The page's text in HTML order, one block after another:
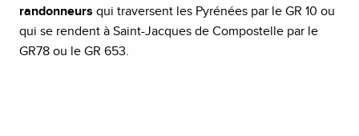
randonneurs qui traversent les Pyrénées par le GR 10 ou
qui se rendent à Saint-Jacques de Compostelle par le
GR78 ou le GR 653.